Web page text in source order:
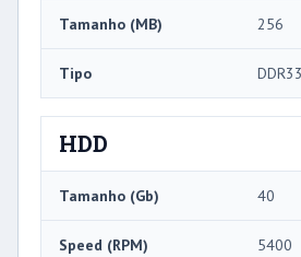
Tamanho (MB) 256
Tipo
HDD
Tamanho (Gb) 40
Speed ​​(RPM) 5400